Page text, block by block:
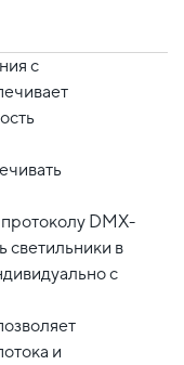
с
DMX-
светильники в
с
и